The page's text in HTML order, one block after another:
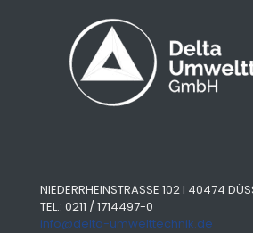
NIEDERRHEINSTRASSE 102 I 40474
TEL.: 0211 / 1714497-0
info@delta-umwelttechnik.de